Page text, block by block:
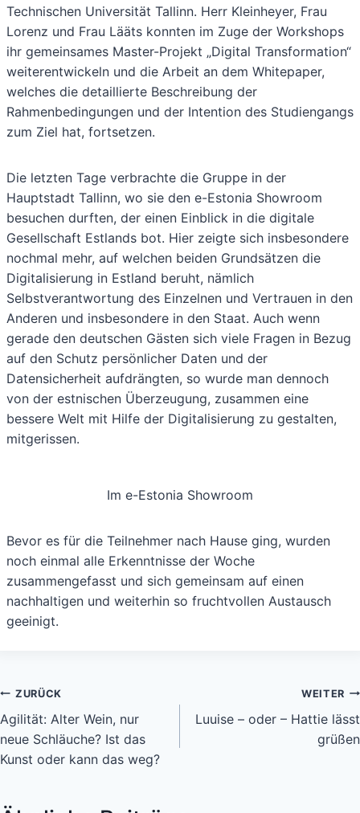
Technischen Universität Tallinn. Herr Kleinheyer, Frau
Lorenz und Frau Lääts konnten im Zuge der Workshops
ihr gemeinsames Master-Projekt „Digital Transformation“
weiterentwickeln und die Arbeit an dem Whitepaper,
welches die detaillierte Beschreibung der
Rahmenbedingungen und der Intention des Studiengangs
zum Ziel hat, fortsetzen.
Die letzten Tage verbrachte die Gruppe in der
Hauptstadt Tallinn, wo sie den e-Estonia Showroom
besuchen durften, der einen Einblick in die digitale
Gesellschaft Estlands bot. Hier zeigte sich insbesondere
nochmal mehr, auf welchen beiden Grundsätzen die
Digitalisierung in Estland beruht, nämlich
Selbstverantwortung des Einzelnen und Vertrauen in den
Anderen und insbesondere in den Staat. Auch wenn
gerade den deutschen Gästen sich viele Fragen in Bezug
auf den Schutz persönlicher Daten und der
Datensicherheit aufdrängten, so wurde man dennoch
von der estnischen Überzeugung, zusammen eine
bessere Welt mit Hilfe der Digitalisierung zu gestalten,
mitgerissen.
Im e-Estonia Showroom
Bevor es für die Teilnehmer nach Hause ging, wurden
noch einmal alle Erkenntnisse der Woche
zusammengefasst und sich gemeinsam auf einen
nachhaltigen und weiterhin so fruchtvollen Austausch
geeinigt.
Beitragsnavigation
ZURÜCK
Agilität: Alter Wein, nur
neue Schläuche? Ist das
Kunst oder kann das weg?
WEITER
Luuise – oder – Hattie lässt
grüßen